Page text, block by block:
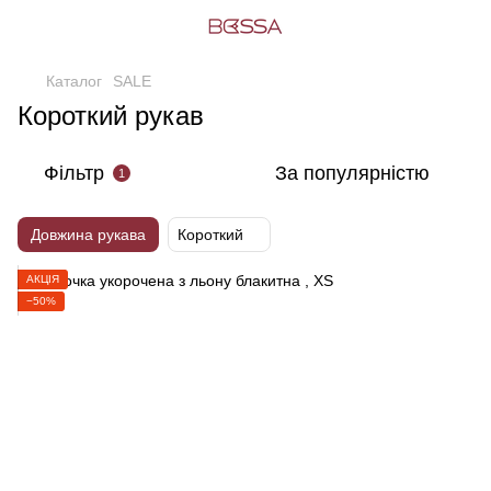
Каталог SALE
Короткий рукав
Фільтр 1 За популярністю
Довжина рукава Короткий
АКЦІЯ
−50%